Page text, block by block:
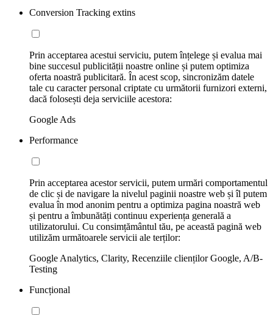
Conversion Tracking extins
Prin acceptarea acestui serviciu, putem înțelege și evalua mai
bine succesul publicității noastre online și putem optimiza
oferta noastră publicitară. În acest scop, sincronizăm datele
tale cu caracter personal criptate cu următorii furnizori externi,
dacă folosești deja serviciile acestora:
Google Ads
Performance
Prin acceptarea acestor servicii, putem urmări comportamentul
de clic și de navigare la nivelul paginii noastre web și îl putem
evalua în mod anonim pentru a optimiza pagina noastră web
și pentru a îmbunătăți continuu experiența generală a
utilizatorului. Cu consimțământul tău, pe această pagină web
utilizăm următoarele servicii ale terților:
Google Analytics, Clarity, Recenziile clienților Google, A/B-
Testing
Funcțional